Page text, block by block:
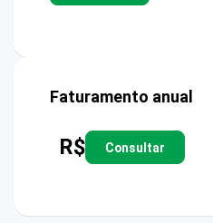
Faturamento anual
R$ Consultar